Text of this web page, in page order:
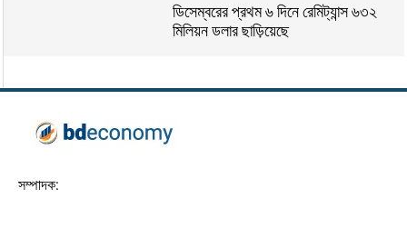
ডিসেম্বরের প্রথম ৬ দিনে রেমিট্যান্স ৬৩২
মিলিয়ন ডলার ছাড়িয়েছে
সম্পাদক: